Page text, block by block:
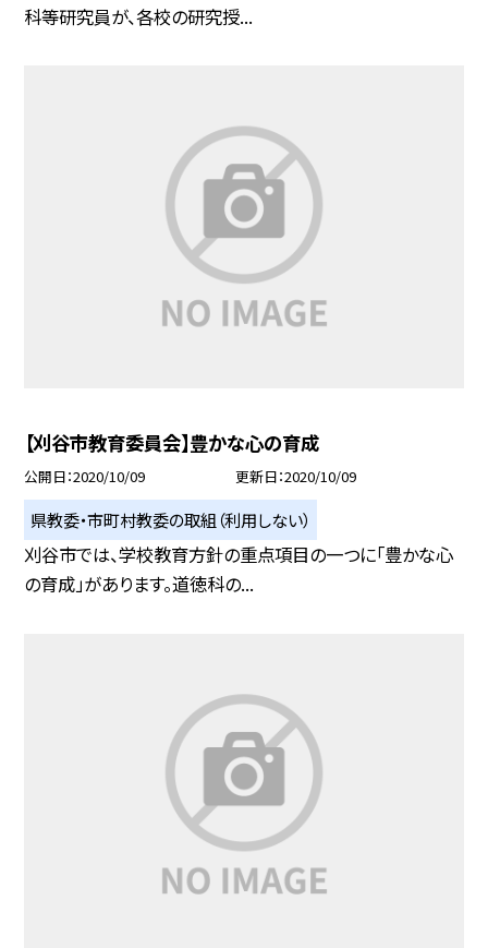
科等研究員が、各校の研究授...
【刈谷市教育委員会】豊かな心の育成
公開日 2020/10/09 更新日 2020/10/09
県教委・市町村教委の取組（利用しない）
刈谷市では、学校教育方針の重点項目の一つに「豊かな心
の育成」があります。道徳科の...